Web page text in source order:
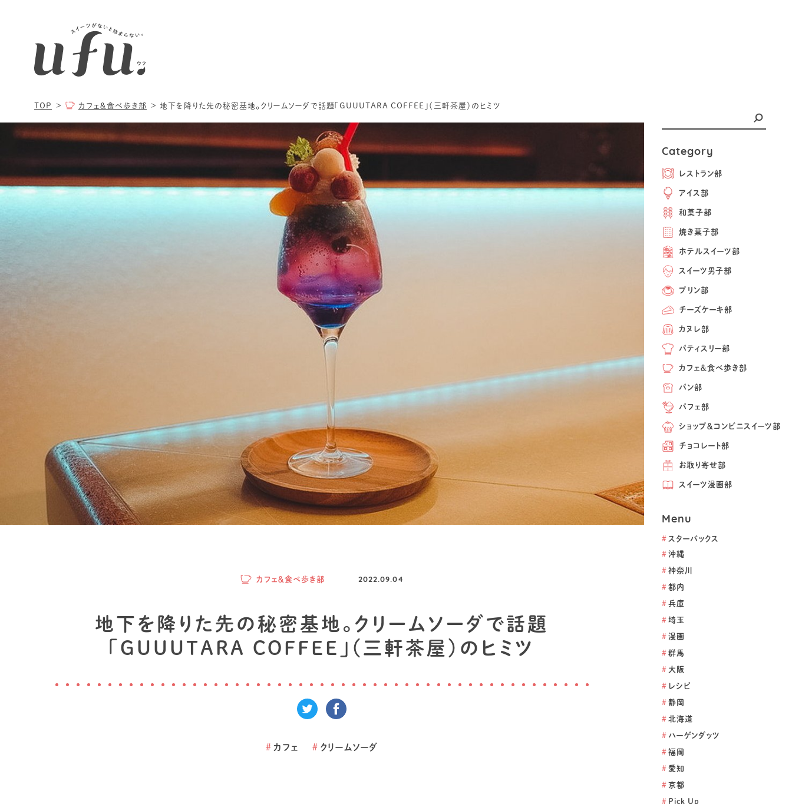
Category
レストラン部
アイス部
和菓子部
焼き菓子部
ホテルスイーツ部
スイーツ男子部
プリン部
チーズケーキ部
カヌレ部
パティスリー部
カフェ＆食べ歩き部
パン部
パフェ部
ショップ＆コンビニスイーツ部
チョコレート部
お取り寄せ部
スイーツ漫画部
Menu
# スターバックス
# 沖縄
# 神奈川
# 都内
# 兵庫
# 埼玉
# 漫画
# 群馬
# 大阪
# レシピ
# 静岡
# 北海道
# ハーゲンダッツ
# 福岡
# 愛知
# 京都
# Pick Up
TOP カフェ＆食べ歩き部 地下を降りた先の秘密基地。クリームソーダで話題「GUUUTARA COFFEE」（三軒茶屋）のヒミツ
カフェ＆食べ歩き部 2022.09.04
地下を降りた先の秘密基地。クリームソーダで話題
「GUUUTARA COFFEE」（三軒茶屋）のヒミツ
# カフェ # クリームソーダ